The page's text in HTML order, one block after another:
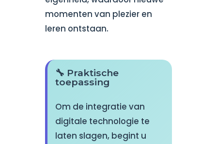
momenten van plezier en
leren ontstaan.
🔧 Praktische
toepassing
Om de integratie van
digitale technologie te
laten slagen, begint u